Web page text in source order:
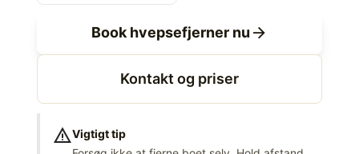
Book hvepsefjerner nu arrow_forward
Kontakt og priser
warningVigtigt tip